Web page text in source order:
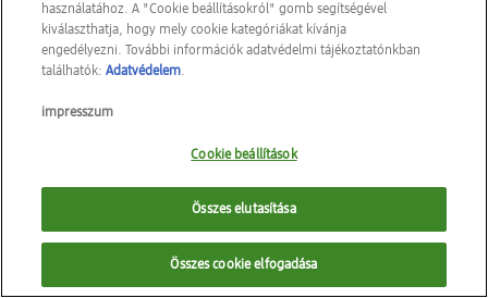
Impresszum
használatához. A "Cookie beállításokról" gomb segítségével
kiválaszthatja, hogy mely cookie kategóriákat kívánja
engedélyezni. További információk adatvédelmi tájékoztatónkban
találhatók:Adatvédelem.
impresszum
Cookie beállítások
Összes elutasítása
Összes cookie elfogadása